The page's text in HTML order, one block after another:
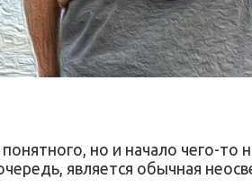
но и начало чего-то
является обычная